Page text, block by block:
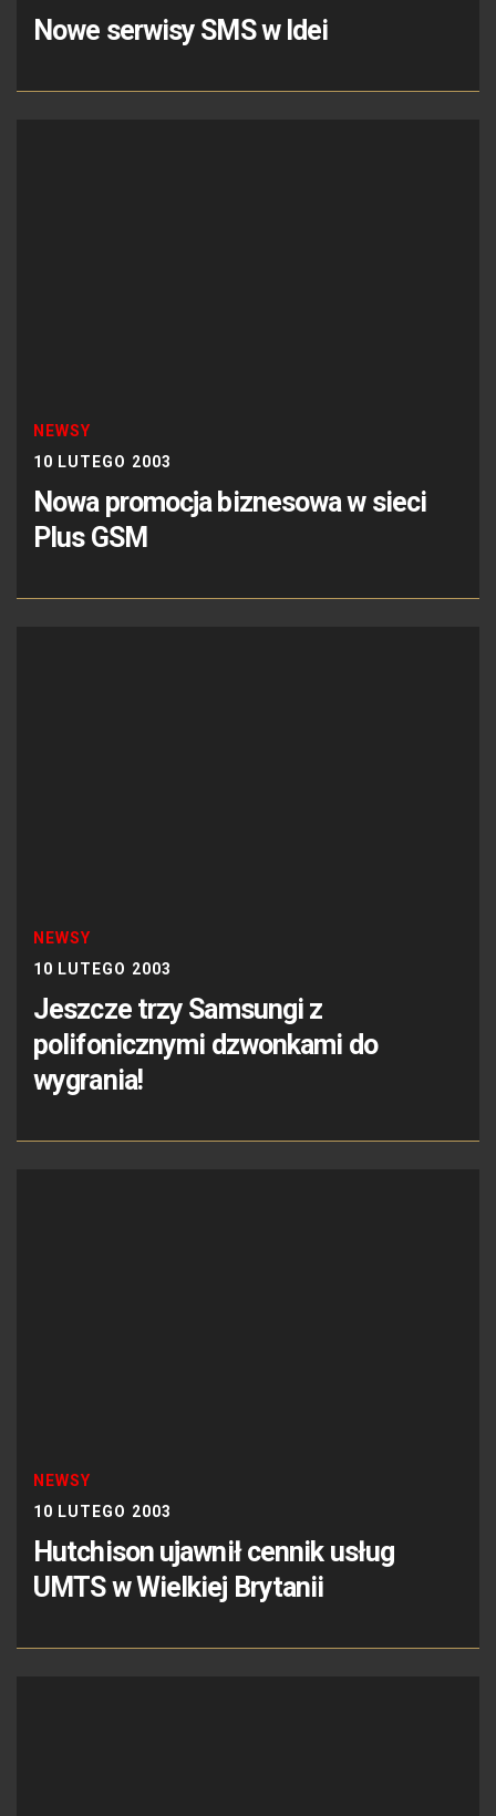
Nowe serwisy SMS w Idei
NEWSY
10 LUTEGO 2003
Nowa promocja biznesowa w sieci
Plus GSM
NEWSY
10 LUTEGO 2003
Jeszcze trzy Samsungi z
polifonicznymi dzwonkami do
wygrania!
NEWSY
10 LUTEGO 2003
Hutchison ujawnił cennik usług
UMTS w Wielkiej Brytanii